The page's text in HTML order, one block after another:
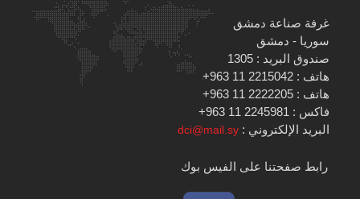
غرفة صناعة دمشق
سوريا - دمشق
صندوق البريد : 1305
هاتف : 2215042 11 963+
هاتف : 2222205 11 963+
فاكس : 2245981 11 963+
البريد الإلكتروني :dci@mail.sy
رابط صفحتنا على الفيس بوك